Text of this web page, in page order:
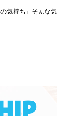
気持ち」そんな気